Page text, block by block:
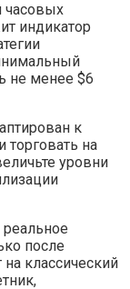
часовых
индикатор
не менее $6
к
торговать на
уровни
после
классический